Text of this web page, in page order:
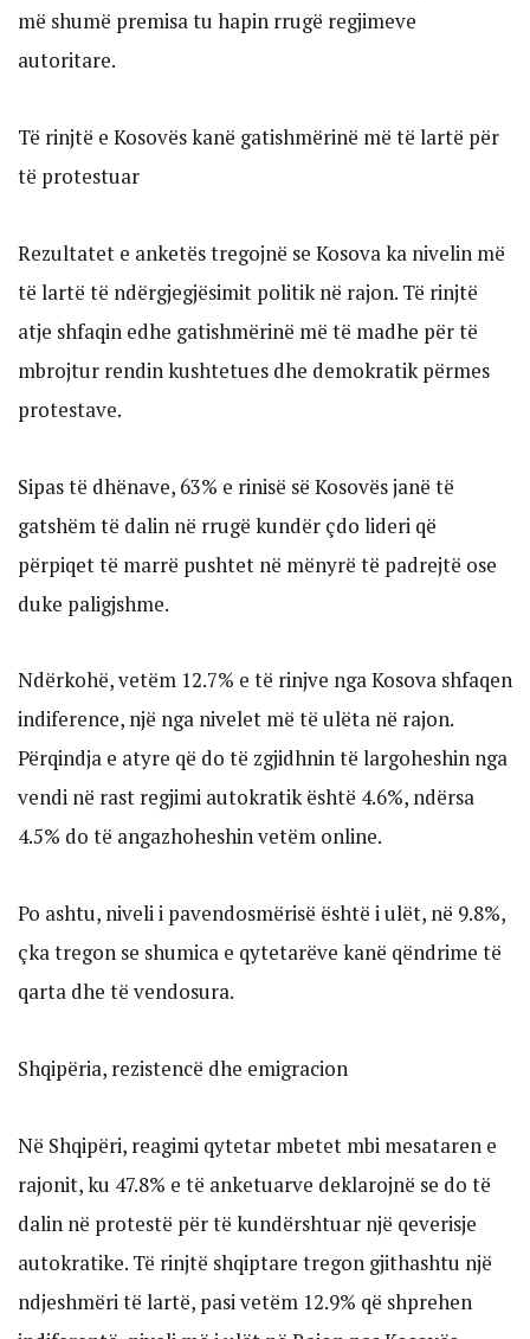
më shumë premisa tu hapin rrugë regjimeve
autoritare.
Të rinjtë e Kosovës kanë gatishmërinë më të lartë për
të protestuar
Rezultatet e anketës tregojnë se Kosova ka nivelin më
të lartë të ndërgjegjësimit politik në rajon. Të rinjtë
atje shfaqin edhe gatishmërinë më të madhe për të
mbrojtur rendin kushtetues dhe demokratik përmes
protestave.
Sipas të dhënave, 63% e rinisë së Kosovës janë të
gatshëm të dalin në rrugë kundër çdo lideri që
përpiqet të marrë pushtet në mënyrë të padrejtë ose
duke paligjshme.
Ndërkohë, vetëm 12.7% e të rinjve nga Kosova shfaqen
indiference, një nga nivelet më të ulëta në rajon.
Përqindja e atyre që do të zgjidhnin të largoheshin nga
vendi në rast regjimi autokratik është 4.6%, ndërsa
4.5% do të angazhoheshin vetëm online.
Po ashtu, niveli i pavendosmërisë është i ulët, në 9.8%,
çka tregon se shumica e qytetarëve kanë qëndrime të
qarta dhe të vendosura.
Shqipëria, rezistencë dhe emigracion
Në Shqipëri, reagimi qytetar mbetet mbi mesataren e
rajonit, ku 47.8% e të anketuarve deklarojnë se do të
dalin në protestë për të kundërshtuar një qeverisje
autokratike. Të rinjtë shqiptare tregon gjithashtu një
ndjeshmëri të lartë, pasi vetëm 12.9% që shprehen